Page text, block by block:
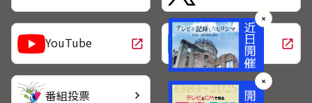
YouTube open_in_new LINE open_in_new
番組投票 chevron_right
✕
✕